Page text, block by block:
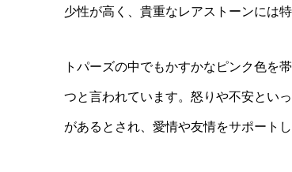
少性が高く、貴重なレアストーンには
トパーズの中でもかすかなピンク色を
つと言われています。怒りや不安とい
があるとされ、愛情や友情をサポート